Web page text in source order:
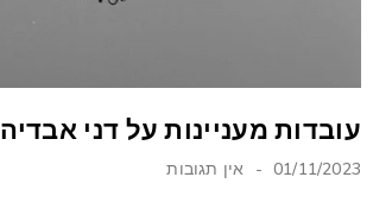
עובדות מעניינות על דני אבדיה
01/11/2023 אין תגובות